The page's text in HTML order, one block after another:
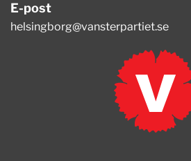
E-post
helsingborg@vansterpartiet.se